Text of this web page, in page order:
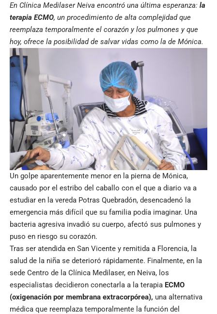
En Clínica Medilaser Neiva encontró una última esperanza: la
terapia ECMO, un procedimiento de alta complejidad que
reemplaza temporalmente el corazón y los pulmones y que
hoy, ofrece la posibilidad de salvar vidas como la de Mónica.
Un golpe aparentemente menor en la pierna de Mónica,
causado por el estribo del caballo con el que a diario va a
estudiar en la vereda Potras Quebradón, desencadenó la
emergencia más difícil que su familia podía imaginar. Una
bacteria agresiva invadió su cuerpo, afectó sus pulmones y
puso en riesgo su corazón.
Tras ser atendida en San Vicente y remitida a Florencia, la
salud de la niña se deterioró rápidamente. Finalmente, en la
sede Centro de la Clínica Medilaser, en Neiva, los
especialistas decidieron conectarla a la terapia ECMO
(oxigenación por membrana extracorpórea), una alternativa
médica que reemplaza temporalmente la función del